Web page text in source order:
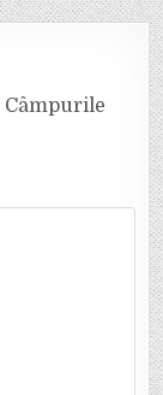
Câmpurile